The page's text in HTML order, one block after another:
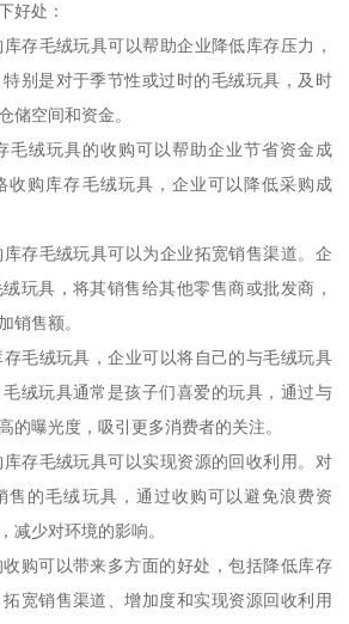
好处：
存毛绒玩具可以帮助企业降低库存压力，
别是对于季节性或过时的毛绒玩具，及时
储空间和资金。
毛绒玩具的收购可以帮助企业节省资金成
收购库存毛绒玩具，企业可以降低采购成
存毛绒玩具可以为企业拓宽销售渠道。企
玩具，将其销售给其他零售商或批发商，
销售额。
毛绒玩具，企业可以将自己的与毛绒玩具
绒玩具通常是孩子们喜爱的玩具，通过与
的曝光度，吸引更多消费者的关注。
存毛绒玩具可以实现资源的回收利用。对
售的毛绒玩具，通过收购可以避免浪费资
减少对环境的影响。
购可以带来多方面的好处，包括降低库存
宽销售渠道、增加度和实现资源回收利用